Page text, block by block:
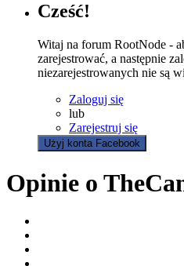
Cześć!
Witaj na forum RootNode -
zarejestrować, a następnie
niezarejestrowanych nie są
Zaloguj się
lub
Zarejestruj się
Użyj konta Facebook
Opinie o